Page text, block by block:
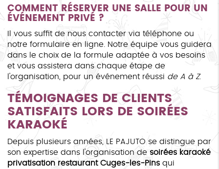
COMMENT RÉSERVER UNE SALLE POUR UN
ÉVÉNEMENT PRIVÉ ?
Il vous suffit de nous contacter via téléphone ou
notre formulaire en ligne. Notre équipe vous guidera
dans le choix de la formule adaptée à vos besoins
et vous assistera dans chaque étape de
l'organisation, pour un événement réussi de A à Z.
TÉMOIGNAGES DE CLIENTS
SATISFAITS LORS DE SOIRÉES
KARAOKÉ
Depuis plusieurs années, LE PAJUTO se distingue par
son expertise dans l'organisation de soirées karaoké
privatisation restaurant Cuges-les-Pins qui